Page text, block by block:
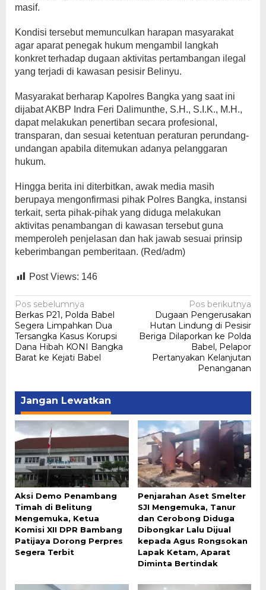
masif.
Kondisi tersebut memunculkan harapan masyarakat
agar aparat penegak hukum mengambil langkah
konkret terhadap dugaan aktivitas pertambangan ilegal
yang terjadi di kawasan pesisir Belinyu.
Masyarakat berharap Kapolres Bangka yang saat ini
dijabat AKBP Indra Feri Dalimunthe, S.H., S.I.K., M.H.,
dapat melakukan penertiban secara profesional,
transparan, dan sesuai ketentuan peraturan perundang-
undangan apabila ditemukan adanya pelanggaran
hukum.
Hingga berita ini diterbitkan, awak media masih
berupaya mengonfirmasi pihak Polres Bangka, instansi
terkait, serta pihak-pihak yang diduga melakukan
aktivitas penambangan di kawasan tersebut guna
memperoleh penjelasan dan hak jawab sesuai prinsip
keberimbangan pemberitaan. (Red/adm)
Post Views: 146
Navigasi
pos
Pos sebelumnya
Berkas P21, Polda Babel
Segera Limpahkan Dua
Tersangka Kasus Korupsi
Dana Hibah KONI Bangka
Barat ke Kejati Babel
Pos berikutnya
Dugaan Pengerusakan
Hutan Lindung di Pesisir
Beriga Dilaporkan ke Polda
Babel, Pelapor
Pertanyakan Kelanjutan
Penanganan
Jangan Lewatkan
Aksi Demo Penambang
Timah di Belitung
Mengemuka, Ketua
Komisi XII DPR Bambang
Patijaya Dorong Perpres
Segera Terbit
Penjarahan Aset Smelter
SJI Mengemuka, Tanur
dan Cerobong Diduga
Dibongkar Lalu Dijual
kepada Agus Rongsokan
Lapak Ketam, Aparat
Diminta Bertindak